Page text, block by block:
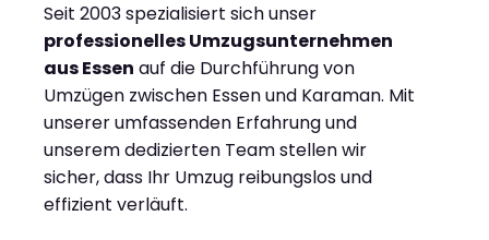
Seit 2003 spezialisiert sich unser
professionelles Umzugsunternehmen
aus Essen auf die Durchführung von
Umzügen zwischen Essen und Karaman. Mit
unserer umfassenden Erfahrung und
unserem dedizierten Team stellen wir
sicher, dass Ihr Umzug reibungslos und
effizient verläuft.